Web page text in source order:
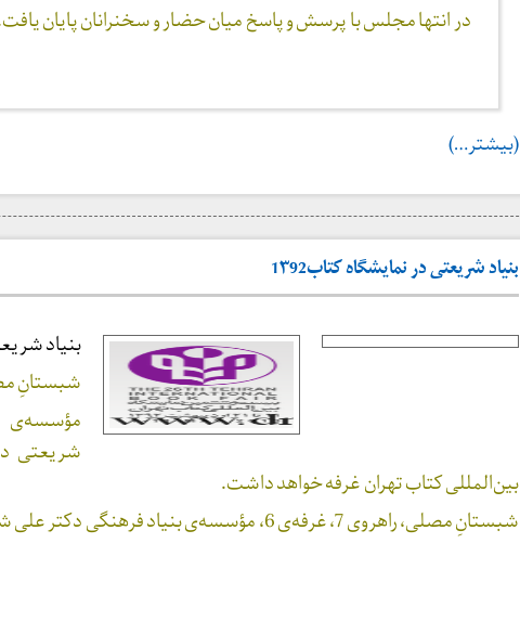
در انتها مجلس با پرسش و پاسخ میان حضار و سخنرانان پایان
(بیشتر…)
بنیاد شریعتی در نمایشگاه کتاب1۳92
بنیاد
شبستانِ مصلی،
مؤسسه‌ی
شریعتی
بین‌المللی کتاب تهران غرفه خواهد داشت.
شبستانِ مصلی، راهروی 7، غرفه‌ی 6، مؤسسه‌ی بنیاد فرهنگی دکتر علی شریعتی مزینانی.